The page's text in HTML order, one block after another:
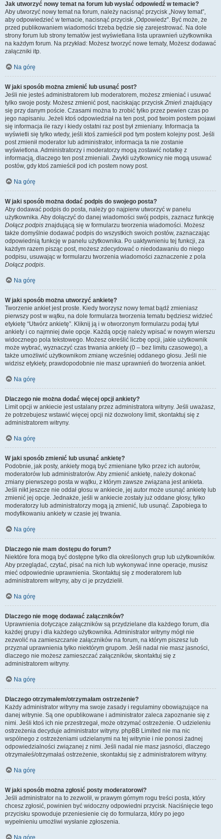
Jak utworzyć nowy temat na forum lub wysłać odpowiedź w temacie?
Aby utworzyć nowy temat na forum, należy nacisnąć przycisk „Nowy temat”,
aby odpowiedzieć w temacie, nacisnąć przycisk „Odpowiedz”. Być może, że
przed publikowaniem wiadomości trzeba będzie się zarejestrować. Na dole
strony forum lub strony tematów jest wyświetlana lista uprawnień użytkownika
na każdym forum. Na przykład: Możesz tworzyć nowe tematy, Możesz dodawać
załączniki itp.
Na górę
W jaki sposób można zmienić lub usunąć post?
Jeśli nie jesteś administratorem lub moderatorem, możesz zmieniać i usuwać
tylko swoje posty. Możesz zmienić post, naciskając przyciskZmień znajdujący
się przy danym poście. Czasami można to zrobić tylko przez pewien czas po
jego napisaniu. Jeżeli ktoś odpowiedział na ten post, pod twoim postem pojawi
się informacja ile razy i kiedy ostatni raz post był zmieniany. Informacja ta
wyświetli się tylko wtedy, jeśli ktoś zamieścił pod tym postem kolejny post. Jeśli
post zmienił moderator lub administrator, informacja ta nie zostanie
wyświetlona. Administratorzy i moderatorzy mogą zostawić notatkę z
informacją, dlaczego ten post zmieniali. Zwykli użytkownicy nie mogą usuwać
postów, gdy ktoś zamieścił pod ich postem nowy post.
Na górę
W jaki sposób można dodać podpis do swojego posta?
Aby dodawać podpis do posta, należy go najpierw utworzyć w panelu
użytkownika. Aby dołączyć do danej wiadomości swój podpis, zaznacz funkcję
Dołącz podpis znajdującą się w formularzu tworzenia wiadomości. Możesz
także domyślnie dodawać podpis do wszystkich swoich postów, zaznaczając
odpowiednią funkcję w panelu użytkownika. Po uaktywnieniu tej funkcji, za
każdym razem pisząc post, możesz zdecydować o niedodawaniu do niego
podpisu, usuwając w formularzu tworzenia wiadomości zaznaczenie z pola
Dołącz podpis.
Na górę
W jaki sposób można utworzyć ankietę?
Tworzenie ankiet jest proste. Kiedy tworzysz nowy temat bądź zmieniasz
pierwszy post w wątku, na dole formularza tworzenia tematu będziesz widzieć
etykietę “Utwórz ankietę”. Kliknij ją i w otworzonym formularzu podaj tytuł
ankiety i co najmniej dwie opcje. Każdą opcję należy wpisać w nowym wierszu
widocznego pola tekstowego. Możesz określić liczbę opcji, jakie użytkownik
może wybrać, wyznaczyć czas trwania ankiety (0 – bez limitu czasowego), a
także umożliwić użytkownikom zmianę wcześniej oddanego głosu. Jeśli nie
widzisz etykiety, prawdopodobnie nie masz uprawnień do tworzenia ankiet.
Na górę
Dlaczego nie można dodać więcej opcji ankiety?
Limit opcji w ankiecie jest ustalany przez administratora witryny. Jeśli uważasz,
że potrzebujesz wstawić więcej opcji niż dozwolony limit, skontaktuj się z
administratorem witryny.
Na górę
W jaki sposób zmienić lub usunąć ankietę?
Podobnie, jak posty, ankiety mogą być zmieniane tylko przez ich autorów,
moderatorów lub administratorów. Aby zmienić ankietę, należy dokonać
zmiany pierwszego posta w wątku, z którym zawsze związana jest ankieta.
Jeśli nikt jeszcze nie oddał głosu w ankiecie, jej autor może usunąć ankietę lub
zmienić jej opcje. Jednakże, jeśli w ankiecie zostały już oddane głosy, tylko
moderatorzy lub administratorzy mogą ją zmienić, lub usunąć. Zapobiega to
modyfikowaniu ankiety w czasie jej trwania.
Na górę
Dlaczego nie mam dostępu do forum?
Niektóre fora mogą być dostępne tylko dla określonych grup lub użytkowników.
Aby przeglądać, czytać, pisać na nich lub wykonywać inne operacje, musisz
mieć odpowiednie uprawnienia. Skontaktuj się z moderatorem lub
administratorem witryny, aby ci je przydzielił.
Na górę
Dlaczego nie mogę dodawać załączników?
Uprawnienia dotyczące załączników są przydzielane dla każdego forum, dla
każdej grupy i dla każdego użytkownika. Administrator witryny mógł nie
zezwolić na zamieszczanie załączników na forum, na którym piszesz lub
przyznał uprawnienia tylko niektórym grupom. Jeśli nadal nie masz jasności,
dlaczego nie możesz zamieszczać załączników, skontaktuj się z
administratorem witryny.
Na górę
Dlaczego otrzymałem/otrzymałam ostrzeżenie?
Każdy administrator witryny ma swoje zasady i regulaminy obowiązujące na
danej witrynie. Są one opublikowane i administrator zaleca zapoznanie się z
nimi. Jeśli ktoś ich nie przestrzegał, może otrzymać ostrzeżenie. O udzieleniu
ostrzeżenia decyduje administrator witryny. phpBB Limited nie ma nic
wspólnego z ostrzeżeniami udzielanymi na tej witrynie i nie ponosi żadnej
odpowiedzialności związanej z nimi. Jeśli nadal nie masz jasności, dlaczego
otrzymałeś/otrzymałaś ostrzeżenie, skontaktuj się z administratorem witryny.
Na górę
W jaki sposób można zgłosić posty moderatorowi?
Jeśli administrator na to zezwolił, w prawym górnym rogu treści posta, który
chcesz zgłosić, powinien być widoczny odpowiedni przycisk. Naciśnięcie tego
przycisku spowoduje przeniesienie cię do formularza, który po jego
wypełnieniu umożliwi wysłanie zgłoszenia.
Na górę